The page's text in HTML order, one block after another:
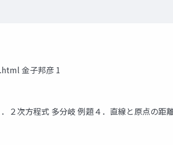
金子邦彦 1
２次方程式 多分岐 例題４．直線と原点の距